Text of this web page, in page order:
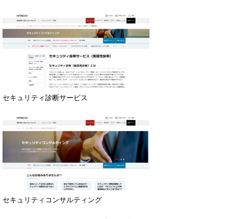
セキュリティ診断サービス
セキュリティコンサルティング